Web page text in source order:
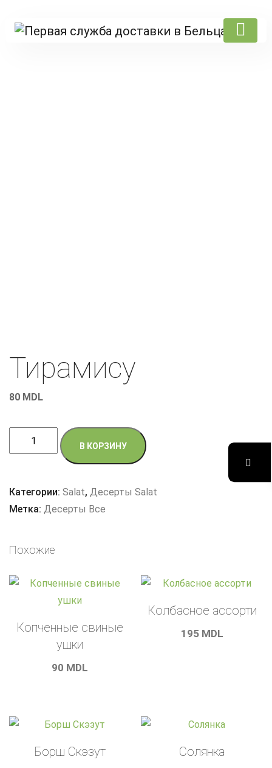
Тирамису
80 MDL
Количество
товара
В КОРЗИНУ
Категории: Salat, Десерты Salat
Метка: Десерты Все
Похожие
Копченные свиные
ушки
90 MDL
Колбасное ассорти
195 MDL
Борш Скэзут Солянка